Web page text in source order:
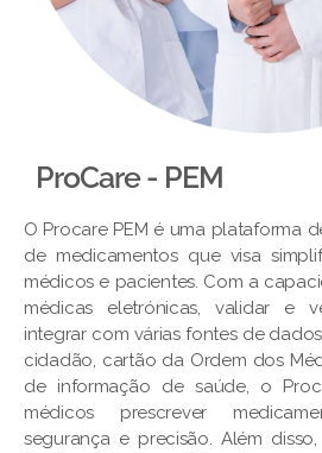
ProCare - PEM​
O Procare PEM é uma plataforma
de medicamentos que visa
médicos e pacientes. Com a
médicas eletrónicas, validar e
integrar com várias fontes de
cidadão, cartão da Ordem dos
de informação de saúde, o
médicos prescrever
segurança e precisão. Além